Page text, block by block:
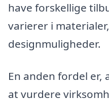
have forskellige
varierer i
designmuligheder.
En anden fordel
at vurdere